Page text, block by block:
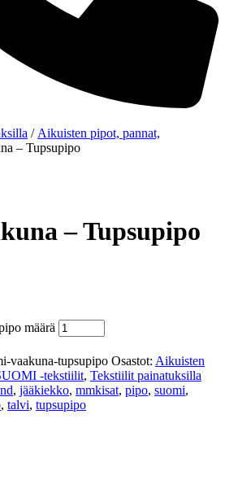
/ Aikuisten pipot, pannat,
– Tupsupipo
– Tupsupipo
määrä
vaakuna-tupsupipo Osastot: Aikuisten
-tekstiilit, Tekstiilit painatuksilla
, jääkiekko, mmkisat, pipo, suomi,
, talvi, tupsupipo